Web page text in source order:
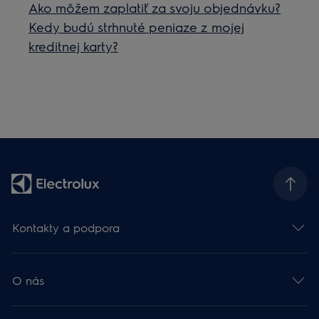
Ako môžem zaplatiť za svoju objednávku?
Kedy budú strhnuté peniaze z mojej
kreditnej karty?
Kontakty a podpora
O nás